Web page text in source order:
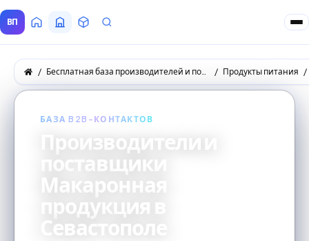
ВП ГлавнаяВсе Поставщики
ТоварыЗапросы покупателей
Бесплатная база производителей и поставщиков товаров оптом Продукты питания
БАЗА B2B-КОНТАКТОВ
Производители и
поставщики
Макаронная
продукция в
Севастополе